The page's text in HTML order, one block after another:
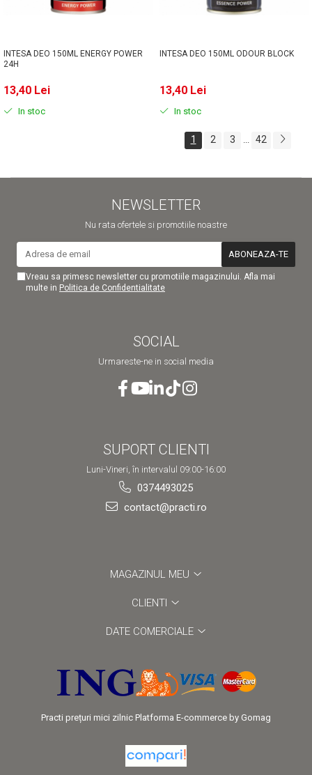
INTESA DEO 150ML ENERGY POWER
24H
13,40 Lei
In stoc
INTESA DEO 150ML ODOUR BLOCK
13,40 Lei
In stoc
1 2 3 42
NEWSLETTER
Nu rata ofertele si promotiile noastre
Vreau sa primesc newsletter cu promotiile magazinului. Afla mai
multe in Politica de Confidentialitate
SOCIAL
Urmareste-ne in social media
SUPORT CLIENTI
Luni-Vineri, în intervalul 09:00-16:00
0374493025
contact@practi.ro
MAGAZINUL MEU
CLIENTI
DATE COMERCIALE
Practi prețuri mici zilnic Platforma E-commerce by Gomag